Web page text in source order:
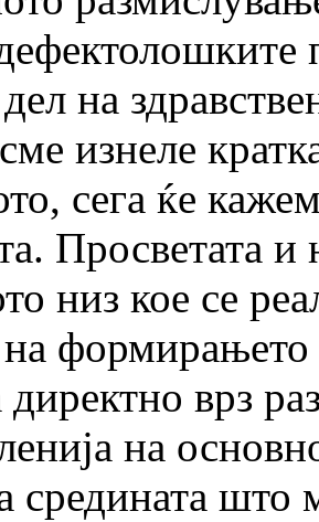
на
изнеле
сега ќе
Просветата и
низ кое се
директно врз
на
средината што